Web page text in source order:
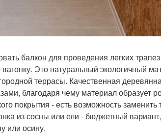
балкон для проведения легких
Это натуральный экологичный
террасы. Качественная
благодаря чему материал образует
покрытия - есть возможность
из сосны или ели - бюджетный
или осину.